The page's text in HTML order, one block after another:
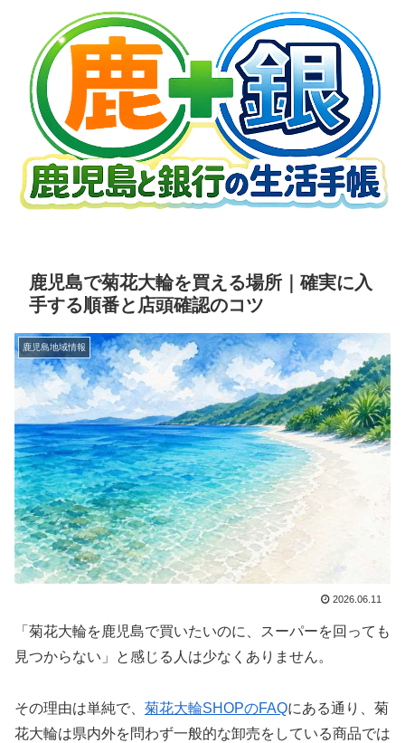
鹿児島で菊花大輪を買える場所｜確実に入
手する順番と店頭確認のコツ
鹿児島地域情報
2026.06.11
「菊花大輪を鹿児島で買いたいのに、スーパーを回っても
見つからない」と感じる人は少なくありません。
その理由は単純で、 菊花大輪SHOPのFAQにある通り、菊
花大輪は県内外を問わず一般的な卸売をしている商品では